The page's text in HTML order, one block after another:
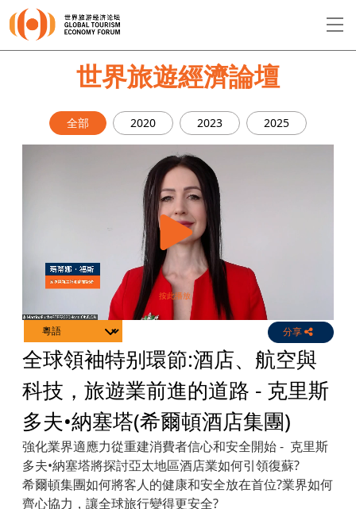
繁 简
關於論壇
世界旅遊經濟論壇
全部 2020 2023 2025
Channels 分享
全球領袖特别環節:酒店、航空與
科技，旅遊業前進的道路 - 克里斯
多夫•納塞塔(希爾頓酒店集團)
強化業界適應力從重建消費者信心和安全開始 - 克里斯
多夫•納塞塔將探討亞太地區酒店業如何引領復蘇?
希爾頓集團如何將客人的健康和安全放在首位?業界如何
齊心協力，讓全球旅行變得更安全?